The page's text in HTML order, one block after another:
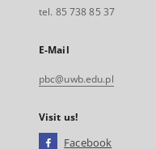
tel. 85 738 85 37
E-Mail
pbc@uwb.edu.pl
Visit us!
Facebook